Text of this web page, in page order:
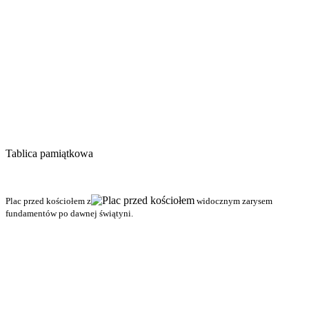
Tablica pamiątkowa
Plac przed kościołem z
widocznym zarysem
fundamentów po dawnej świątyni.